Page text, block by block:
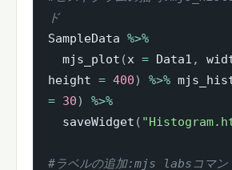
ド
SampleData %>%
  mjs_plot
(x = Data1 ,
height = 400) %>%
= 30)
%>%
  saveWidget
(
#ラベルの追加:mjs_labsコマン